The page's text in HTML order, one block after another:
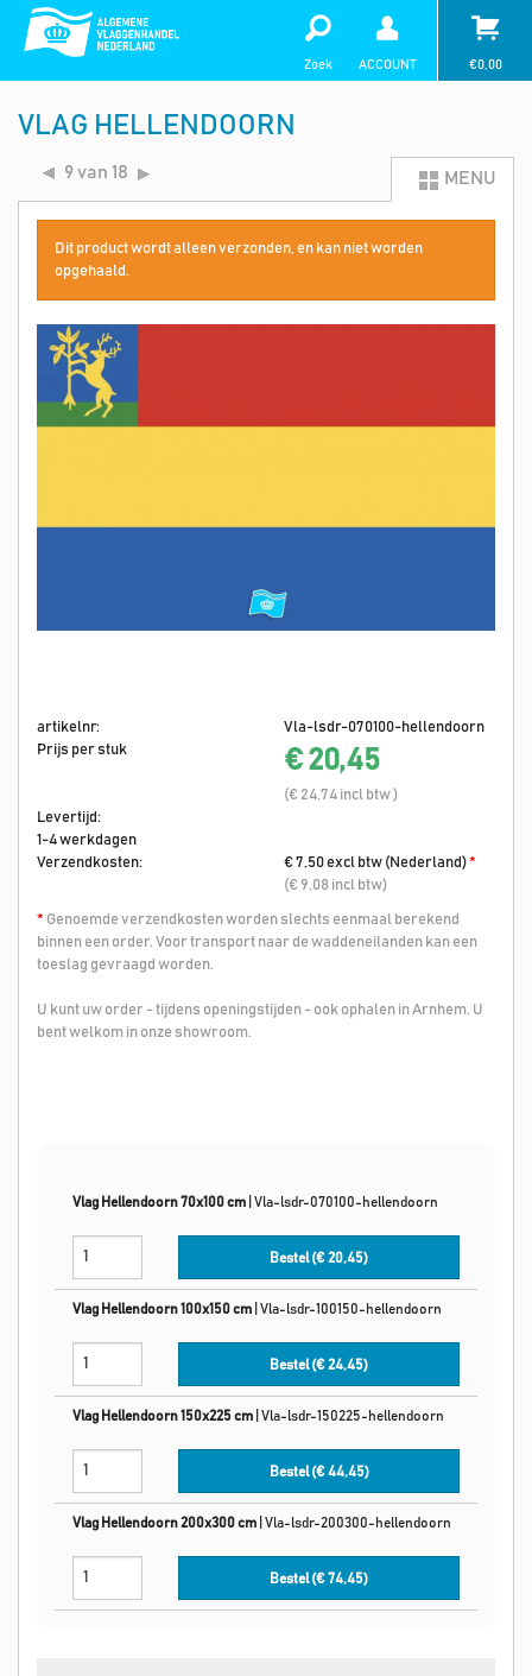
Zoek ACCOUNT €0,00
VLAG HELLENDOORN
9 van 18 MENU
Dit product wordt alleen verzonden, en kan niet worden
opgehaald.
artikelnr:
Vla-lsdr-070100-hellendoorn
Prijs per stuk
€ 20,45
(€ 24,74 incl btw )
Levertijd:
1-4 werkdagen
Verzendkosten:
€ 7,50 excl btw (Nederland)*
(€ 9,08 incl btw)
* Genoemde verzendkosten worden slechts eenmaal berekend
binnen een order. Voor transport naar de waddeneilanden kan een
toeslag gevraagd worden.
U kunt uw order - tijdens openingstijden - ook ophalen in Arnhem. U
bent welkom in onze showroom.
Vlag Hellendoorn 70x100 cm Vla-lsdr-070100-hellendoorn
Bestel (€20,45)
Vlag Hellendoorn 100x150 cm Vla-lsdr-100150-hellendoorn
Bestel (€24,45)
Vlag Hellendoorn 150x225 cm Vla-lsdr-150225-hellendoorn
Bestel (€44,45)
Vlag Hellendoorn 200x300 cm Vla-lsdr-200300-hellendoorn
Bestel (€74,45)